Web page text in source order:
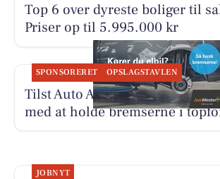
Top 6 over dyreste boliger til
Priser op til 5.995.000 kr
SPONSORERET OPSLAGSTAVLEN
Tilst Auto Aarhus ApS hjælper
med at holde bremserne i
JOBNYT